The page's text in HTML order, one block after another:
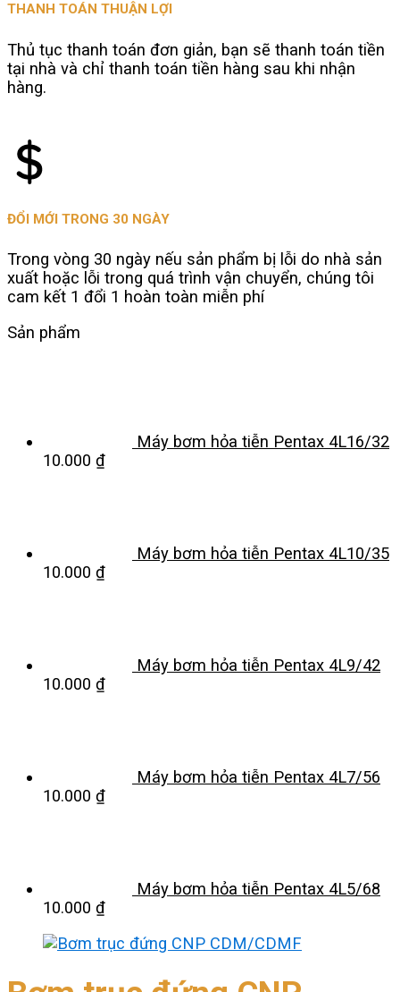
THANH TOÁN THUẬN LỢI
Thủ tục thanh toán đơn giản, bạn sẽ thanh toán tiền
tại nhà và chỉ thanh toán tiền hàng sau khi nhận
hàng.
ĐỔI MỚI TRONG 30 NGÀY
Trong vòng 30 ngày nếu sản phẩm bị lỗi do nhà sản
xuất hoặc lỗi trong quá trình vận chuyển, chúng tôi
cam kết 1 đổi 1 hoàn toàn miễn phí
Sản phẩm
Máy bơm hỏa tiễn Pentax 4L16/32
10.000 ₫
Máy bơm hỏa tiễn Pentax 4L10/35
10.000 ₫
Máy bơm hỏa tiễn Pentax 4L9/42
10.000 ₫
Máy bơm hỏa tiễn Pentax 4L7/56
10.000 ₫
Máy bơm hỏa tiễn Pentax 4L5/68
10.000 ₫